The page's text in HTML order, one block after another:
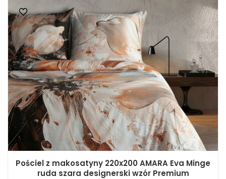
Pościel z makosatyny 220x200 AMARA Eva Minge
ruda szara designerski wzór Premium